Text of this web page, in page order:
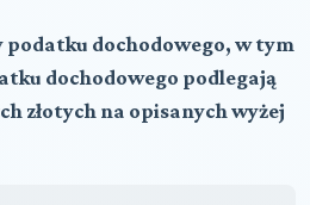
podatku dochodowego, w tym
dochodowego podlegają
złotych na opisanych wyżej